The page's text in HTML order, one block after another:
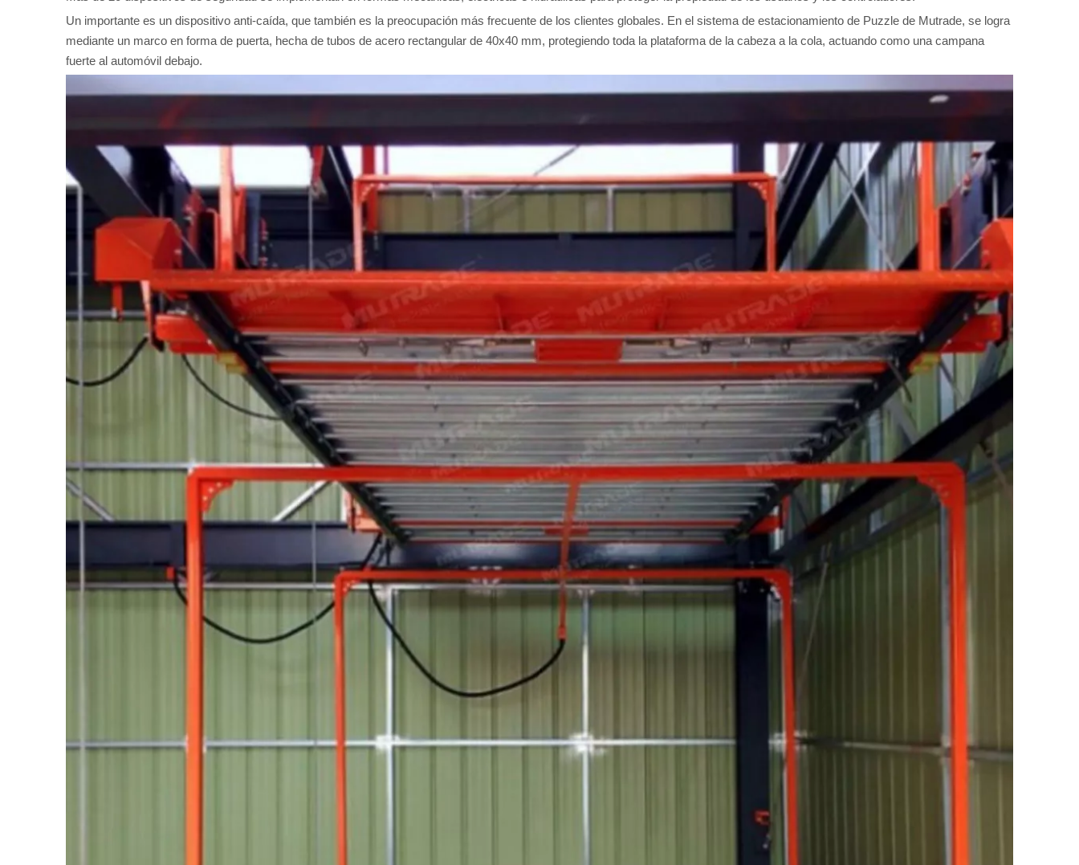
Un importante es un dispositivo anti-caída, que también es la preocupación más frecuente de los clientes globales. En el sistema de estacionamiento de Puzzle de Mutrade, se logra
mediante un marco en forma de puerta, hecha de tubos de acero rectangular de 40x40 mm, protegiendo toda la plataforma de la cabeza a la cola, actuando como una campana
fuerte al automóvil debajo.